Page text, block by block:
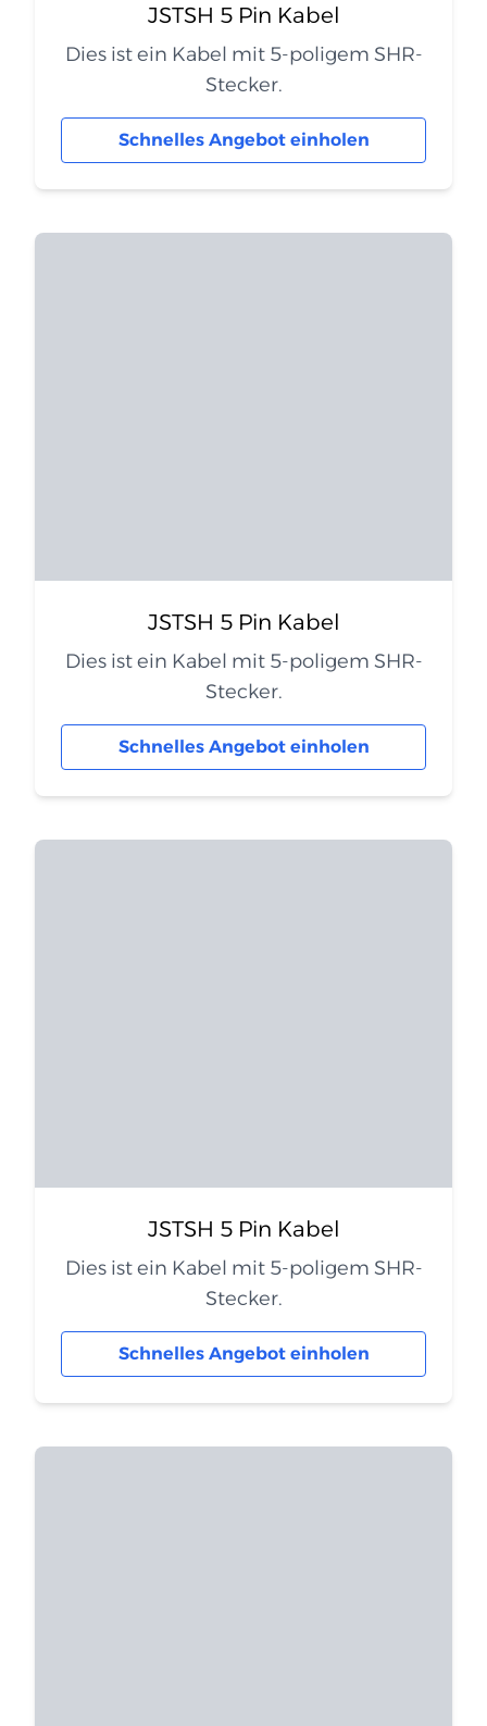
JSTSH 5 Pin Kabel
Dies ist ein Kabel mit 5-poligem SHR-
Stecker.
Schnelles Angebot einholen
JSTSH 5 Pin Kabel
Dies ist ein Kabel mit 5-poligem SHR-
Stecker.
Schnelles Angebot einholen
JSTSH 5 Pin Kabel
Dies ist ein Kabel mit 5-poligem SHR-
Stecker.
Schnelles Angebot einholen